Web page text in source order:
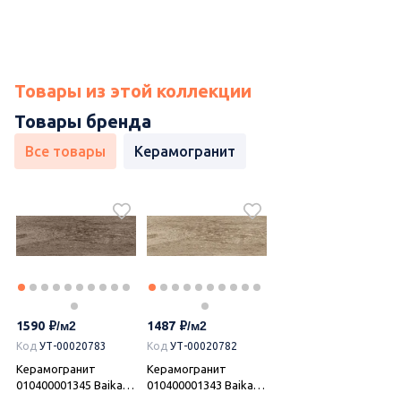
Товары из этой коллекции
Товары бренда
Все товары Керамогранит
1590
Код УТ-00020783
Керамогранит
010400001345 Baikal
1487
Код УТ-00020782
Керамогранит
010400001343 Baikal